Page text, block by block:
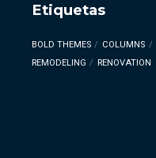
Etiquetas
BOLD THEMES COLUMNS
REMODELING
RENOVATION